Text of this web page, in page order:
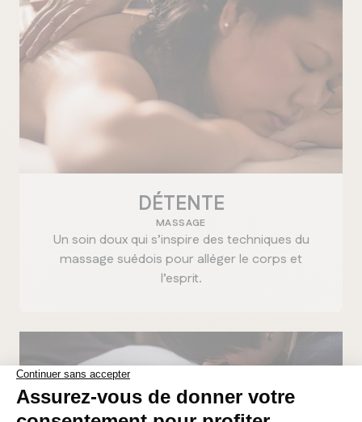
DÉTENTE
MASSAGE
Un soin doux qui s’inspire des techniques du
massage suédois pour alléger le corps et
l’esprit.